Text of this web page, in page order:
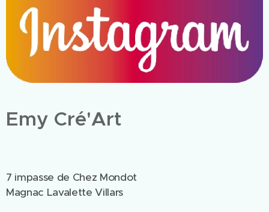
Emy Cré'Art
7 impasse de Chez Mondot
Magnac Lavalette Villars